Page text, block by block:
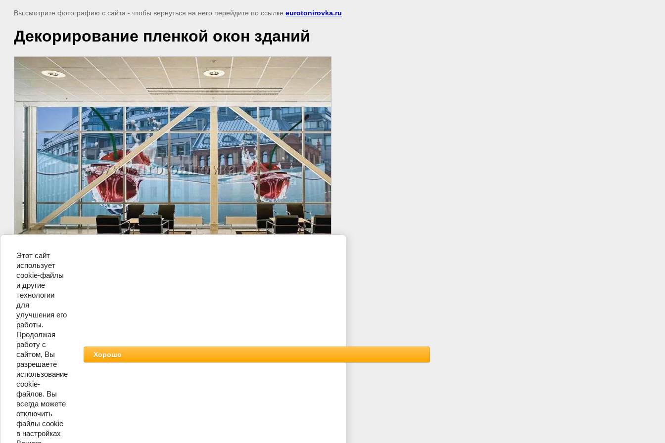
Вы смотрите фотографию с сайта - чтобы вернуться на него перейдите по ссылке eurotonirovka.ru
Декорирование пленкой окон зданий
Этот сайт
использует
cookie-файлы
и другие
технологии
для
улучшения его
работы.
Продолжая
работу с
сайтом, Вы
разрешаете
использование
cookie-
файлов. Вы
всегда можете
отключить
файлы cookie
в настройках
Хорошо